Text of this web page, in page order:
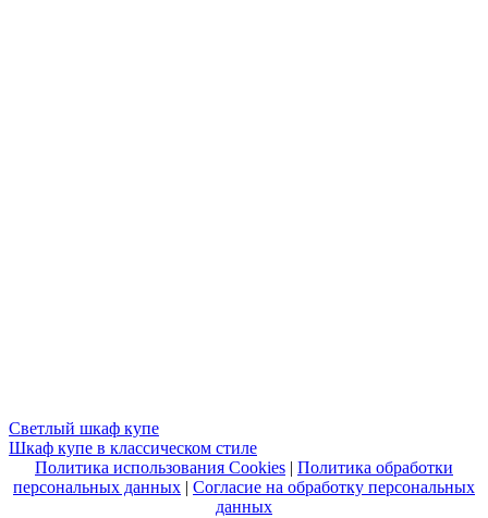
Навигация
по
записям
Светлый шкаф купе
Шкаф купе в классическом стиле
Политика использования Cookies | Политика обработки
персональных данных | Согласие на обработку персональных
данных